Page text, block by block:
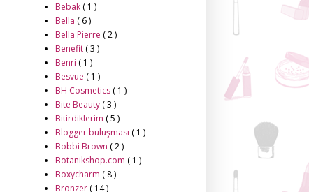
Bebak ( 1 )
Bella ( 6 )
Bella Pierre ( 2 )
Benefit ( 3 )
Benri ( 1 )
Besvue ( 1 )
BH Cosmetics ( 1 )
Bite Beauty ( 3 )
Bitirdiklerim ( 5 )
Blogger buluşması ( 1 )
Bobbi Brown ( 2 )
Botanikshop.com ( 1 )
Boxycharm ( 8 )
Bronzer ( 14 )